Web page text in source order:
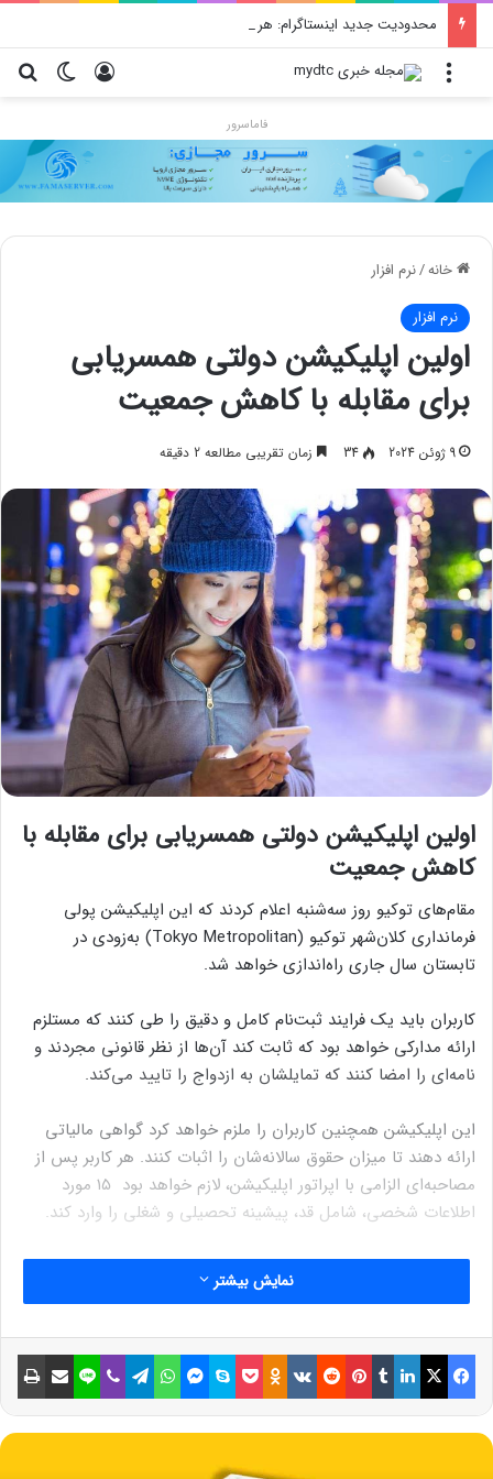
محدودیت جدید اینستاگرام: هر پست فقط پنج هشتگ
تغییر ورود منو
فاماسرور
خانه/نرم افزار
نرم افزار
اولین اپلیکیشن دولتی همسریابی
برای مقابله با کاهش جمعیت
9 ژوئن 2024 34 زمان تقریبی مطالعه 2 دقیقه
اولین اپلیکیشن دولتی همسریابی برای مقابله با
کاهش جمعیت
مقام‌های توکیو روز سه‌شنبه اعلام کردند که این اپلیکیشن پولی
فرمانداری کلان‌شهر توکیو (Tokyo Metropolitan) به‌زودی در
تابستان سال جاری راه‌اندازی خواهد شد.
کاربران باید یک فرایند ثبت‌نام کامل و دقیق را طی کنند که مستلزم
ارائه مدارکی خواهد بود که ثابت کند آن‌ها از نظر قانونی مجردند و
نامه‌ای را امضا کنند که تمایلشان به ازدواج را تایید می‌کند.
این اپلیکیشن همچنین کاربران را ملزم خواهد کرد گواهی مالیاتی
ارائه دهند تا میزان حقوق سالانه‌شان را اثبات کنند. هر کاربر پس از
مصاحبه‌ای الزامی با اپراتور اپلیکیشن، لازم خواهد بود ۱۵ مورد
اطلاعات شخصی، شامل قد، پیشینه تحصیلی و شغلی را وارد کند.
راه‌اندازی اپلیکیشن‌های همسریابی با طرح ابتکاری دولتی اتفاق
نادری است، اما گزارش‌ها حاکی از آن است که مدیریت این شهر در
سال مالی ۲۰۲۴ مبلغ ۳۰۰ میلیون ین (۱.۵ میلیون پوند) به ترویج
ازدواج از طریق اپلیکیشن‌ها و سایر پروژه‌ها اختصاص داده است.
نوشته های مشابه
نمایش بیشتر
فیسبوک ایکس لینکداین تامبلر پینتریست Reddit
VKontakte
Odnoklassniki پاکت اسکایپ مسنجر واتس آپ تلگرام وایبر لاین اشتراک گذاری با ایمیل